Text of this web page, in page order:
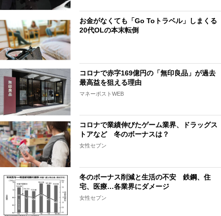
お金がなくても「Go Toトラベル」しまくる
20代OLの本末転倒
コロナで赤字169億円の「無印良品」が過去
最高益を狙える理由
マネーポストWEB
コロナで業績伸びたゲーム業界、ドラッグス
トアなど 冬のボーナスは？
女性セブン
冬のボーナス削減と生活の不安 鉄鋼、住
宅、医療…各業界にダメージ
女性セブン